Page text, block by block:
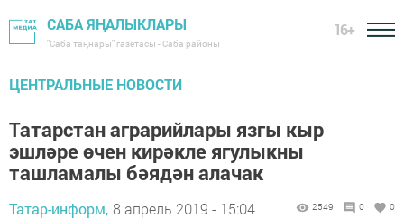
САБА ЯҢАЛЫКЛАРЫ
"Саба таңнары" газетасы - Саба районы
16+
ЦЕНТРАЛЬНЫЕ НОВОСТИ
Татарстан аграрийлары язгы кыр
эшләре өчен кирәкле ягулыкны
ташламалы бәядән алачак
Татар-информ, 8 апрель 2019 - 15:04 2549 0 0